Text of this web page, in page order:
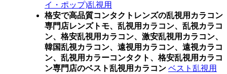
イ・ポップ)乱視用
格安で高品質コンタクトレンズの乱視用カラコン
専門店レンズトモ、乱視用カラコン、乱視カラコ
ン、格安乱視用カラコン、激安乱視用カラコン、
韓国乱視カラコン、遠視用カラコン、遠視カラコ
ン、乱視用カラーコンタクト、格安乱視用カラコ
ン専門店のベスト乱視用カラコン ベスト乱視用